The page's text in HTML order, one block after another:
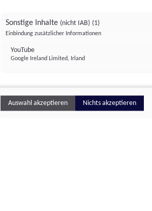
Sonstige Inhalte (nicht IAB) (1)
Einbindung zusätzlicher Informationen
YouTube
Google Ireland Limited, Irland
Auswahl akzeptieren Nichts akzeptieren